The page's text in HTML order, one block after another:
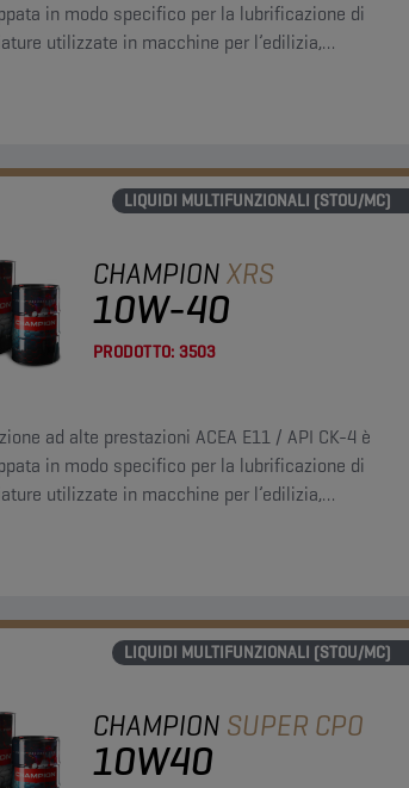
in modo specifico per la lubrificazione di
utilizzate in macchine per l’edilizia,
LIQUIDI MULTIFUNZIONALI (STOU/MC)
CHAMPIONXRS
10W-40
PRODOTTO: 3503
ad alte prestazioni ACEA E11 / API CK-4 è
in modo specifico per la lubrificazione di
utilizzate in macchine per l’edilizia,
LIQUIDI MULTIFUNZIONALI (STOU/MC)
CHAMPION SUPER CPO
10W40